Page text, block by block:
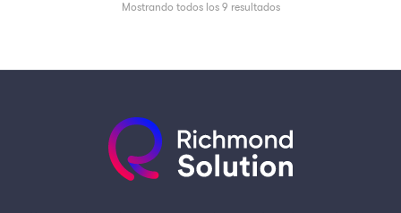
Mostrando todos los 9 resultados